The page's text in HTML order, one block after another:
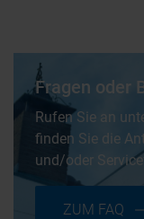
Fragen oder
Rufen Sie an
finden Sie die
und/oder
ZUM FAQ